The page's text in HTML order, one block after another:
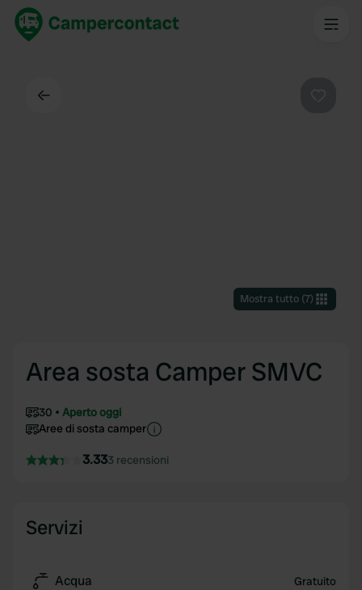
Mostra tutto(7)
Area sosta Camper SMVC
30
Aperto oggi
Aree di sosta camper
3.333 recensioni
Servizi
Acqua Gratuito